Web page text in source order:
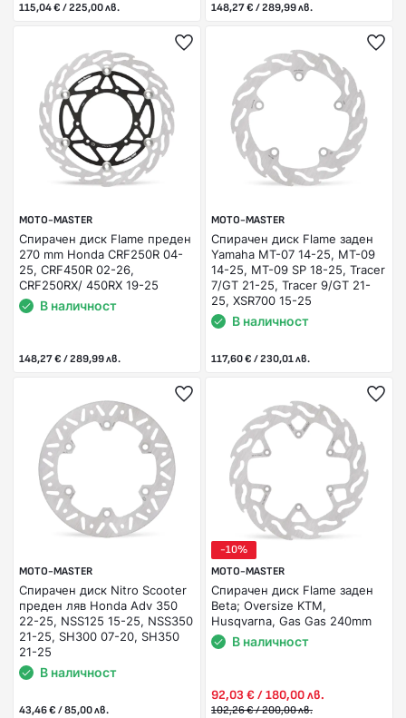
115,04 € / 225,00 лв. 148,27 € / 289,99 лв.
MOTO-MASTER
Спирачен диск Flame преден
270 mm Honda CRF250R 04-
25, CRF450R 02-26,
CRF250RX/ 450RX 19-25
В наличност
148,27 € / 289,99 лв.
MOTO-MASTER
Спирачен диск Flame заден
Yamaha MT-07 14-25, MT-09
14-25, MT-09 SP 18-25, Tracer
7/GT 21-25, Tracer 9/GT 21-
25, XSR700 15-25
В наличност
117,60 € / 230,01 лв.
MOTO-MASTER
Спирачен диск Nitro Scooter
преден ляв Honda Adv 350
22-25, NSS125 15-25, NSS350
21-25, SH300 07-20, SH350
21-25
В наличност
43,46 € / 85,00 лв.
-10%
MOTO-MASTER
Спирачен диск Flame заден
Beta; Oversize KTM,
Husqvarna, Gas Gas 240mm
В наличност
92,03 € / 180,00 лв.
102,26 € / 200,00 лв.